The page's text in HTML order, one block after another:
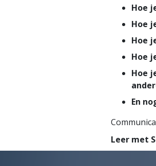
Hoe
Hoe
Hoe
Hoe
Hoe
En
Leer met